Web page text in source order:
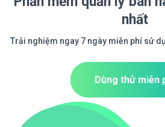
nhất
Trải nghiệm ngay 7 ngày miễn phí sử
Dùng thử miễn